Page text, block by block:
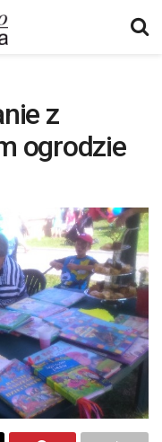
z
ogrodzie